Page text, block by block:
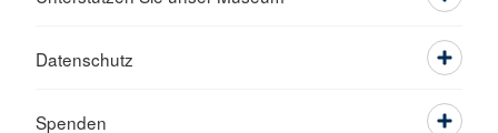
Datenschutz
Spenden